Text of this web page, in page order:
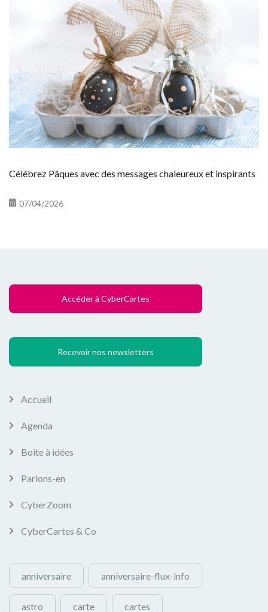
Célébrez Pâques avec des messages chaleureux et inspirants
07/04/2026
Accéder à CyberCartes
Recevoir nos newsletters
Accueil
Agenda
Boite à idées
Parlons-en
CyberZoom
CyberCartes & Co
anniversaire anniversaire-flux-info
astro carte cartes